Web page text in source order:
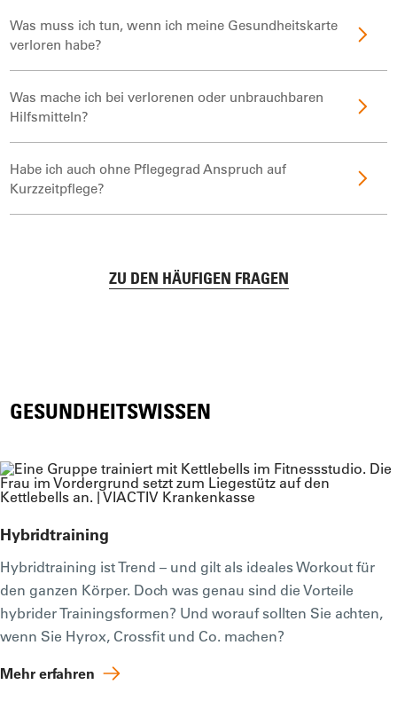
Was muss ich tun, wenn ich meine Gesundheitskarte
verloren habe?
Was mache ich bei verlorenen oder unbrauchbaren
Hilfsmitteln?
Habe ich auch ohne Pflegegrad Anspruch auf
Kurzzeitpflege?
ZU DEN HÄUFIGEN FRAGEN
GESUNDHEITSWISSEN
Hybridtraining
Hybridtraining ist Trend – und gilt als ideales Workout für
den ganzen Körper. Doch was genau sind die Vorteile
hybrider Trainingsformen? Und worauf sollten Sie achten,
wenn Sie Hyrox, Crossfit und Co. machen?
Mehr erfahren